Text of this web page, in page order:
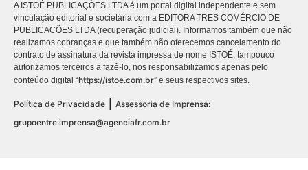
A ISTOÉ PUBLICAÇÕES LTDA é um portal digital independente e sem
vinculação editorial e societária com a EDITORA TRES COMÉRCIO DE
PUBLICACÕES LTDA (recuperação judicial). Informamos também que não
realizamos cobranças e que também não oferecemos cancelamento do
contrato de assinatura da revista impressa de nome ISTOÉ, tampouco
autorizamos terceiros a fazê-lo, nos responsabilizamos apenas pelo
conteúdo digital “https://istoe.com.br” e seus respectivos sites.
Política de Privacidade
Assessoria de Imprensa:
grupoentre.imprensa@agenciafr.com.br